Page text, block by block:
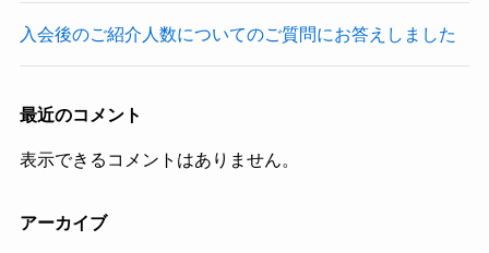
入会後のご紹介人数についてのご質問にお答えしました
最近のコメント
表示できるコメントはありません。
アーカイブ